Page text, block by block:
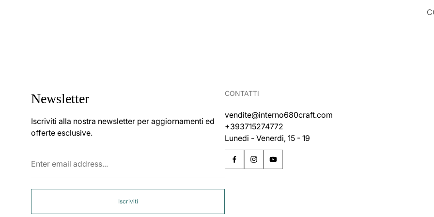
Newsletter
Iscriviti alla nostra newsletter per aggiornamenti ed
offerte esclusive.
email
Iscriviti
CONTATTI
vendite@interno680craft.com
+393715274772
Lunedi - Venerdi, 15 - 19